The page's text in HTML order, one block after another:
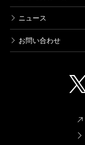
ニュース
お問い合わせ